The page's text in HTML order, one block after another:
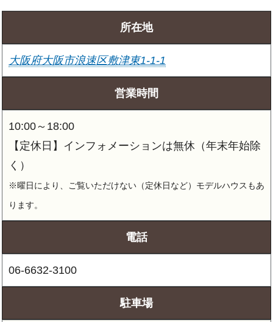
所在地
大阪府大阪市浪速区敷津東1-1-1
営業時間
10:00～18:00
【定休日】インフォメーションは無休（年末年始除
く）
※曜日により、ご覧いただけない（定休日など）モデルハウスもあ
ります。
電話
06-6632-3100
駐車場